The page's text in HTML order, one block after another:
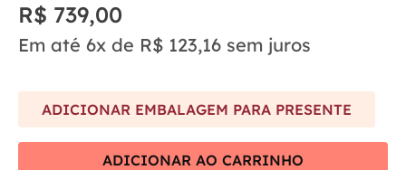
R$ 739,00
Em até 6x de R$ 123,16 sem juros
ADICIONAR EMBALAGEM PARA PRESENTE
ADICIONAR AO CARRINHO